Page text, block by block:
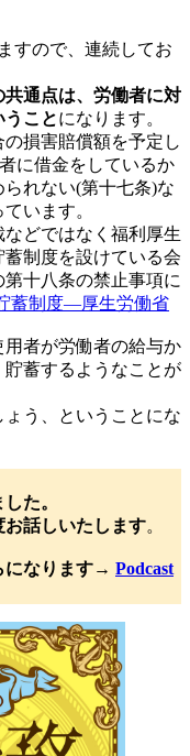
すので、連続してお
通点は、労働者に対
うことになります。
損害賠償額を予定し
に借金をしているか
れない(第十七条)な
います。
どではなく福利厚生
制度を設けている会
十八条の禁止事項に
蓄制度―厚生労働省
者が労働者の給与か
蓄するようなことが
う、ということにな
た。
話しいたします。
になります→ Podcast